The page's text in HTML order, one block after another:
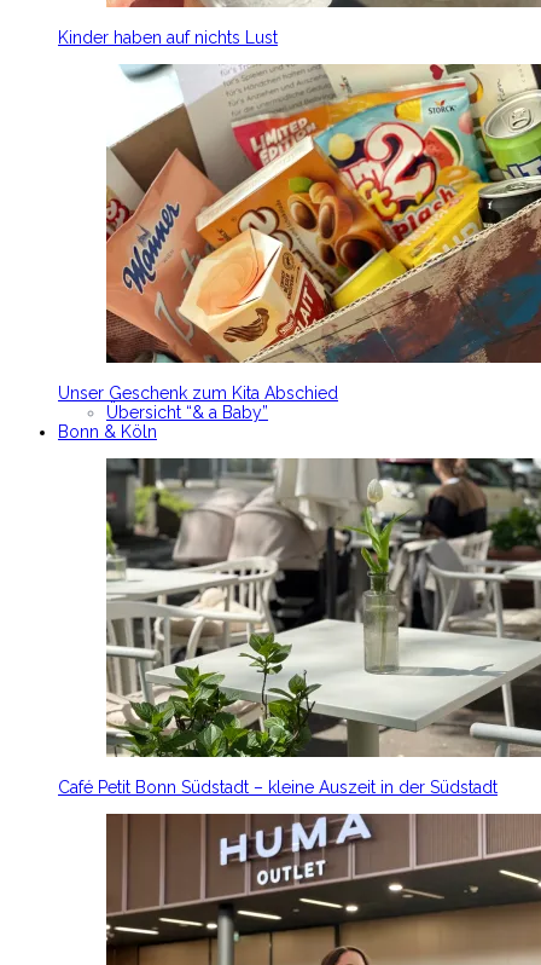
Kinder haben auf nichts Lust
Unser Geschenk zum Kita Abschied
Übersicht “& a Baby”
Bonn & Köln
Café Petit Bonn Südstadt – kleine Auszeit in der Südstadt